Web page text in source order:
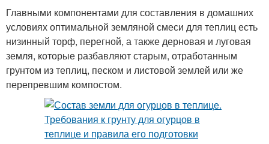
Главными компонентами для составления в домашних
условиях оптимальной земляной смеси для теплиц есть
низинный торф, перегной, а также дерновая и луговая
земля, которые разбавляют старым, отработанным
грунтом из теплиц, песком и листовой землей или же
перепревшим компостом.